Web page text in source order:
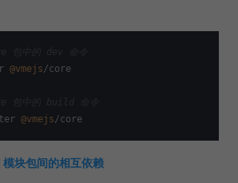
包中的 dev 命令
@vmejs/core
包中的 build 命令
@vmejs
模块包间的相互依赖